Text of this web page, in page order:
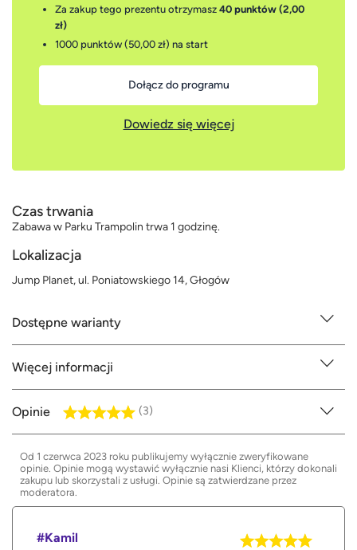
Za zakup tego prezentu otrzymasz 40 punktów (2,00
zł)
1000 punktów (50,00 zł) na start
Dołącz do programu
Dowiedz się więcej
Czas trwania
Zabawa w Parku Trampolin trwa 1 godzinę.
Lokalizacja
Jump Planet, ul. Poniatowskiego 14, Głogów
Dostępne warianty
Więcej informacji
Opinie (3)
Od 1 czerwca 2023 roku publikujemy wyłącznie zweryfikowane
opinie. Opinie mogą wystawić wyłącznie nasi Klienci, którzy dokonali
zakupu lub skorzystali z usługi. Opinie są zatwierdzane przez
moderatora.
#Kamil